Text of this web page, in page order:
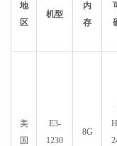
地
区
机型
内
存
美
国
E3-
1230
8G